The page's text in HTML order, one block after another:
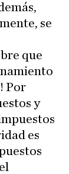
se
que
Por
y
es